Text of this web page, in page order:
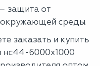
защита от
окружающей среды.
заказать и купить
нс44-6000х1000